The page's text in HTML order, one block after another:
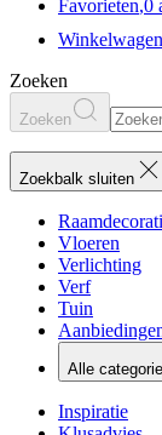
Favorieten,0
Winkelwagen
Zoeken
Zoeken
Zoekbalk sluiten
Vloeren
Verlichting
Verf
Tuin
Alle
Inspiratie